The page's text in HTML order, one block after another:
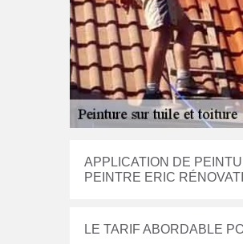
APPLICATION DE
PEINTRE ERIC
LE TARIF ABORDABLE